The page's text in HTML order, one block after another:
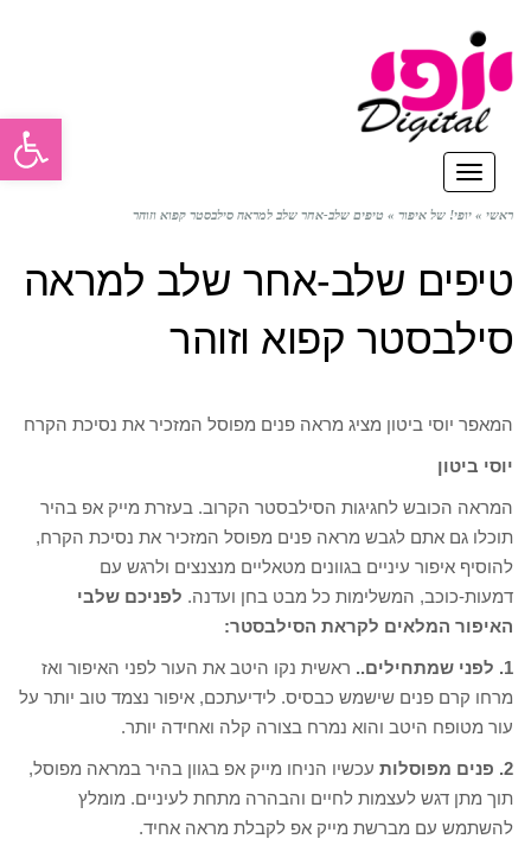
תפריט
ראשי » יופי! של איפור » טיפים שלב-אחר שלב למראה סילבסטר קפוא וזוהר
טיפים שלב-אחר שלב למראה
סילבסטר קפוא וזוהר
המאפר יוסי ביטון מציג מראה פנים מפוסל המזכיר את נסיכת הקרח
יוסי ביטון
המראה הכובש לחגיגות הסילבסטר הקרוב. בעזרת מייק אפ בהיר
תוכלו גם אתם לגבש מראה פנים מפוסל המזכיר את נסיכת הקרח,
להוסיף איפור עיניים בגוונים מטאליים מנצנצים ולרגש עם
דמעות-כוכב, המשלימות כל מבט בחן ועדנה. לפניכם שלבי
האיפור המלאים לקראת הסילבסטר:
1. לפני שמתחילים..
ראשית נקו היטב את העור לפני האיפור ואז
מרחו קרם פנים שישמש כבסיס. לידיעתכם, איפור נצמד טוב יותר על
עור מטופח היטב והוא נמרח בצורה קלה ואחידה יותר.
2. פנים מפוסלות
עכשיו הניחו מייק אפ בגוון בהיר במראה מפוסל,
תוך מתן דגש לעצמות לחיים והבהרה מתחת לעיניים. מומלץ
להשתמש עם מברשת מייק אפ לקבלת מראה אחיד.
פתח